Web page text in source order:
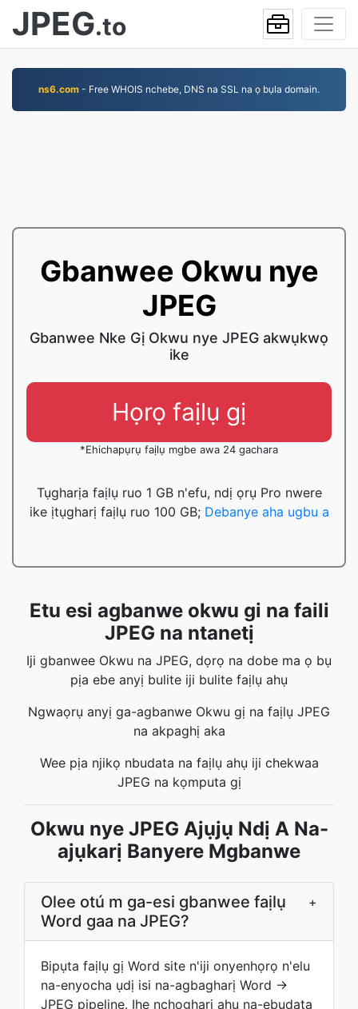
JPEG.to
ns6.com - Free WHOIS nchebe, DNS na SSL na ọ bụla domain.
Gbanwee Okwu nye
JPEG
Gbanwee Nke Gị Okwu nye JPEG akwụkwọ
ike
Họrọ faịlụ gị
*Ehichapụrụ faịlụ mgbe awa 24 gachara
Tụgharịa faịlụ ruo 1 GB n'efu, ndị ọrụ Pro nwere
ike ịtụgharị faịlụ ruo 100 GB; Debanye aha ugbu a
Etu esi agbanwe okwu gi na faili
JPEG na ntanetị
Iji gbanwee Okwu na JPEG, dọrọ na dobe ma ọ bụ
pịa ebe anyị bulite iji bulite faịlụ ahụ
Ngwaọrụ anyị ga-agbanwe Okwu gị na faịlụ JPEG
na akpaghị aka
Wee pịa njikọ nbudata na faịlụ ahụ iji chekwaa
JPEG na kọmputa gị
Okwu nye JPEG Ajụjụ Ndị A Na-
ajụkarị Banyere Mgbanwe
Olee otú m ga-esi gbanwee faịlụ
Word gaa na JPEG?
+
Bipụta faịlụ gị Word site n'iji onyenhọrọ n'elu
na-enyocha ụdị isi na-agbagharị Word →
JPEG pipeline. Ihe nchọgharị ahụ na-ebudata